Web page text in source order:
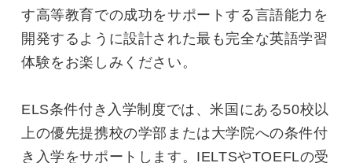
す高等教育での成功をサポートする言語能力を
開発するように設計された最も完全な英語学習
体験をお楽しみください。
ELS条件付き入学制度では、米国にある50校以
上の優先提携校の学部または大学院への条件付
き入学をサポートします。IELTSやTOEFLの受